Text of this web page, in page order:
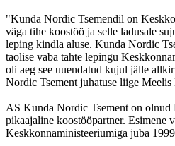
"Kunda Nordic Tsemendil on
väga tihe koostöö ja selle ladusale
leping kindla aluse. Kunda Nordic
taolise vaba tahte lepingu
oli aeg see uuendatud kujul jälle
Nordic Tsement juhatuse liige Meelis
AS Kunda Nordic Tsement on olnud
pikaajaline koostööpartner. Esimene
Keskkonnaministeeriumiga juba